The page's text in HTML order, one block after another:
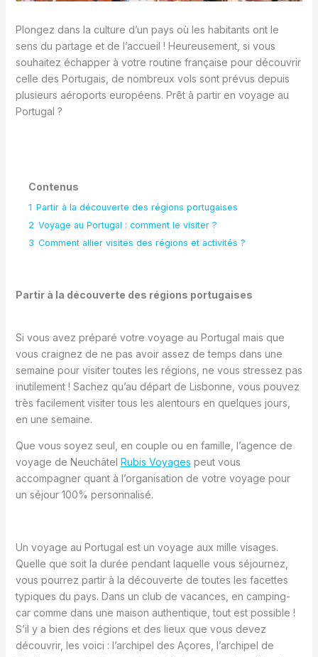
Plongez dans la culture d’un pays où les habitants ont le
sens du partage et de l’accueil ! Heureusement, si vous
souhaitez échapper à votre routine française pour découvrir
celle des Portugais, de nombreux vols sont prévus depuis
plusieurs aéroports européens. Prêt à partir en voyage au
Portugal ?
Contenus
1 Partir à la découverte des régions portugaises
2 Voyage au Portugal : comment le visiter ?
3 Comment allier visites des régions et activités ?
Partir à la découverte des régions portugaises
Si vous avez préparé votre voyage au Portugal mais que
vous craignez de ne pas avoir assez de temps dans une
semaine pour visiter toutes les régions, ne vous stressez pas
inutilement ! Sachez qu’au départ de Lisbonne, vous pouvez
très facilement visiter tous les alentours en quelques jours,
en une semaine.
Que vous soyez seul, en couple ou en famille, l’agence de
voyage de Neuchâtel Rubis Voyages peut vous
accompagner quant à l’organisation de votre voyage pour
un séjour 100% personnalisé.
Un voyage au Portugal est un voyage aux mille visages.
Quelle que soit la durée pendant laquelle vous séjournez,
vous pourrez partir à la découverte de toutes les facettes
typiques du pays. Dans un club de vacances, en camping-
car comme dans une maison authentique, tout est possible !
S’il y a bien des régions et des lieux que vous devez
découvrir, les voici : l’archipel des Açores, l’archipel de